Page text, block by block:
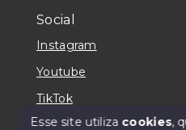
Social
Instagram
Youtube
TikTok
Esse site utiliza cookies,